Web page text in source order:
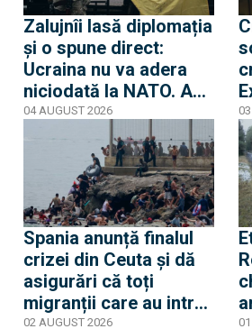
Zalujnîi lasă diplomația
și o spune direct:
Ucraina nu va adera
niciodată la NATO. Am
auzit 12 ani povești
privind aderarea
04 AUGUST 2026
Spania anunță finalul
crizei din Ceuta și dă
asigurări că toți
migranții care au intrat
ilegal au părăsit
02 AUGUST 2026